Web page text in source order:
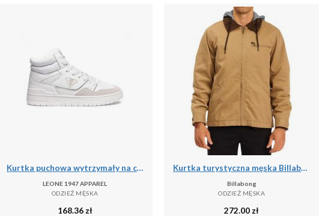
Kurtka puchowa wytrzymały na co dzień na siłownię
LEONE 1947 APPAREL
ODZIEŻ MĘSKA
168.36 zł
Kurtka turystyczna męska Billabong Barlow przejściowa
Billabong
ODZIEŻ MĘSKA
272.00 zł